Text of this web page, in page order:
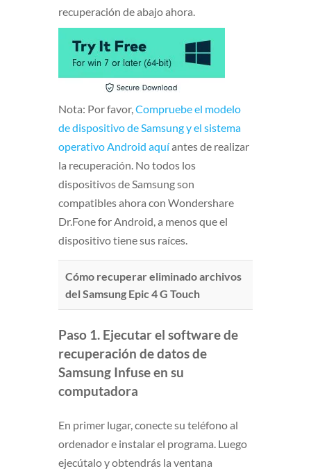
recuperación de abajo ahora.
Nota: Por favor,Compruebe el modelo
de dispositivo de Samsung y el sistema
operativo Android aquíantes de realizar
la recuperación. No todos los
dispositivos de Samsung son
compatibles ahora con Wondershare
Dr.Fone for Android, a menos que el
dispositivo tiene sus raíces.
Cómo recuperar eliminado archivos
del Samsung Epic 4 G Touch
Paso 1. Ejecutar el software de
recuperación de datos de
Samsung Infuse en su
computadora
En primer lugar, conecte su teléfono al
ordenador e instalar el programa. Luego
ejecútalo y obtendrás la ventana